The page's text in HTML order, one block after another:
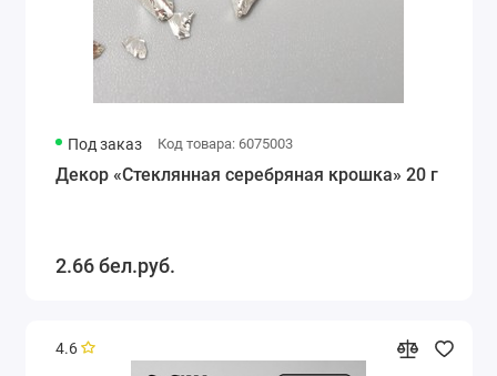
Под заказ Код товара: 6075003
Декор «Стеклянная серебряная крошка» 20 г
2.66 бел.руб.
4.6